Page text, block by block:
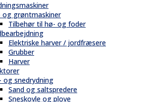
og grøntmaskiner
Tilbehør til hø- og foder
Elektriske harver / jordfræsere
Grubber
Harver
og snedrydning
Sand og saltspredere
Sneskovle og plove